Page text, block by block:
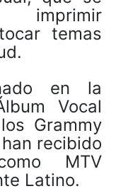
imprimir
temas
en la
Vocal
Grammy
recibido
MTV
Latino.